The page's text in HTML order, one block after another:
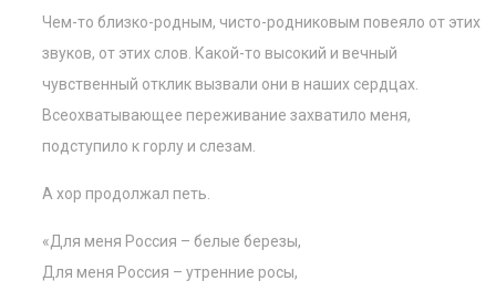
Чем-то близко-родным, чисто-родниковым повеяло от этих
звуков, от этих слов. Какой-то высокий и вечный
чувственный отклик вызвали они в наших сердцах.
Всеохватывающее переживание захватило меня,
подступило к горлу и слезам.
А хор продолжал петь.
«Для меня Россия – белые березы,
Для меня Россия – утренние росы,